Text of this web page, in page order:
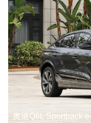
奥迪Q6L Sportback